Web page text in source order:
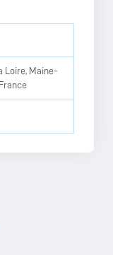
Loire, Maine-